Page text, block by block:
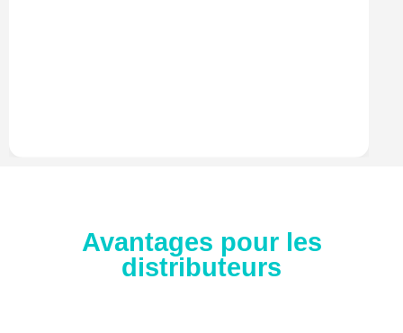
Avantages pour les
distributeurs